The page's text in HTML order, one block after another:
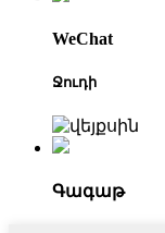
WeChat
Ջուդի
Գագաթ